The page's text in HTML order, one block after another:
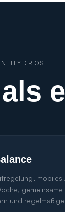
HYDROS
mobiles
und regelmäßige